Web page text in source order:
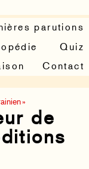
parutions
Quiz
Contact
»
de